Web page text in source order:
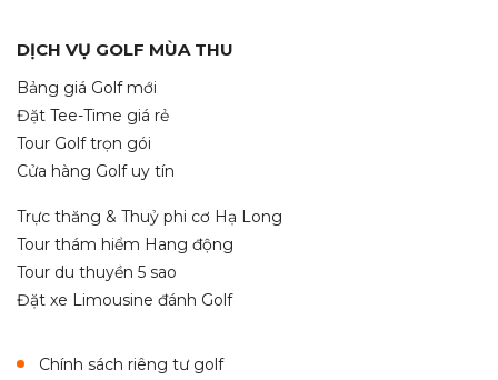
DỊCH VỤ GOLF MÙA THU
Bảng giá Golf mới
Đặt Tee-Time giá rẻ
Tour Golf trọn gói
Cửa hàng Golf uy tín
Trực thăng & Thuỷ phi cơ Hạ Long
Tour thám hiểm Hang động
Tour du thuyền 5 sao
Đặt xe Limousine đánh Golf
Chính sách riêng tư golf